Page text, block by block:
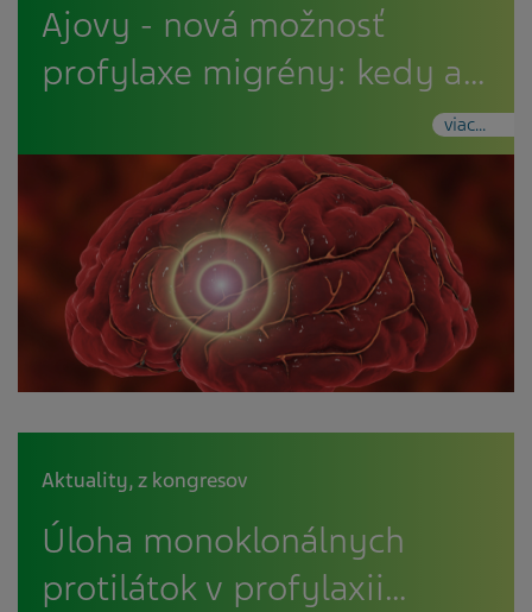
Ajovy - nová možnosť
profylaxe migrény: kedy a…
viac...
Aktuality,z kongresov
Úloha monoklonálnych
protilátok v profylaxii…